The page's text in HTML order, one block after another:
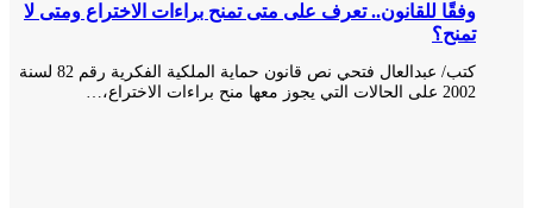
وفقًا للقانون.. تعرف على متى تمنح براءات الاختراع ومتى لا
تمنح؟
كتب/ عبدالعال فتحي نص قانون حماية الملكية الفكرية رقم 82 لسنة